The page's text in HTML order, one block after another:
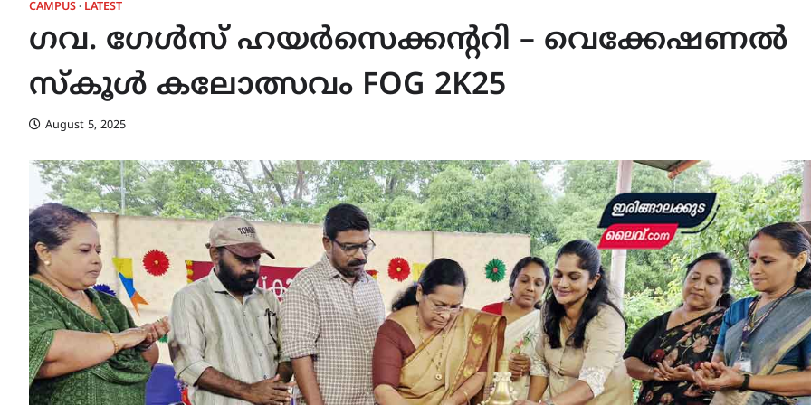
CAMPUS LATEST
ഗവ. ഗേൾസ് ഹയർസെക്കൻ്ററി – വെക്കേഷണൽ
സ്കൂൾ കലോത്സവം FOG 2K25
August 5, 2025